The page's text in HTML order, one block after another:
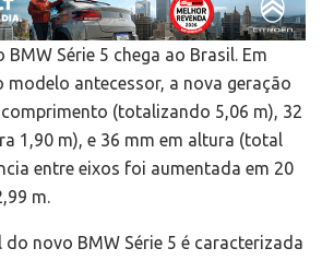
Série 5 chega ao Brasil. Em
modelo antecessor, a nova geração
(totalizando 5,06 m), 32
1,90 m), e 36 mm em altura (total
entre eixos foi aumentada em 20
m.
novo BMW Série 5 é caracterizada